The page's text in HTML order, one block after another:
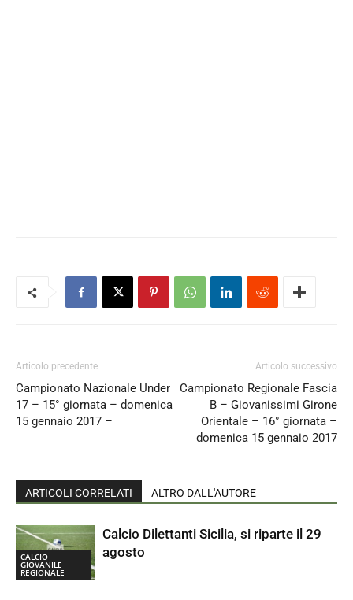
Articolo precedente
Campionato Nazionale Under
17 – 15° giornata – domenica
15 gennaio 2017 –
Articolo successivo
Campionato Regionale Fascia
B – Giovanissimi Girone
Orientale – 16° giornata –
domenica 15 gennaio 2017
ARTICOLI CORRELATI ALTRO DALL'AUTORE
CALCIO
GIOVANILE
REGIONALE
Calcio Dilettanti Sicilia, si riparte il 29
agosto